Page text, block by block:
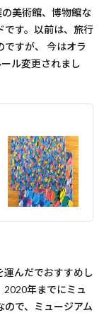
美術館、博物館な
です。以前は、旅行
すが、 今はオラ
ル変更されまし
運んだでおすすめし
2020年までにミュ
で、ミュージアム